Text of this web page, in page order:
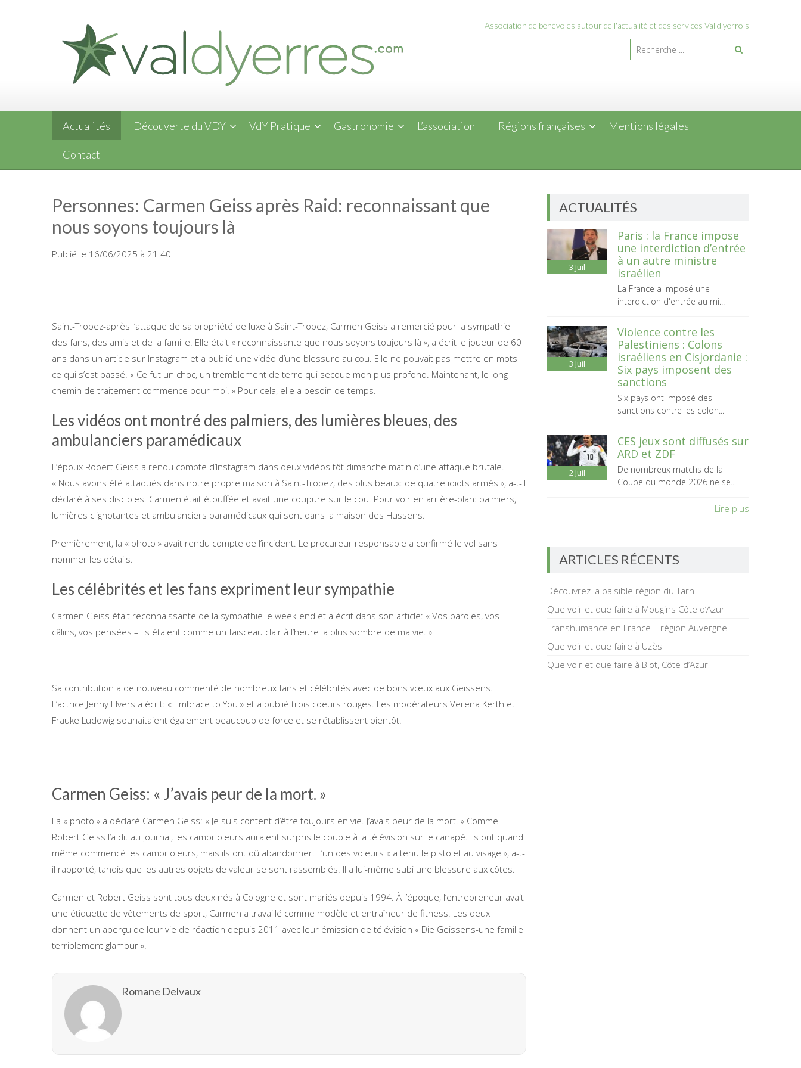
Association de bénévoles autour de l'actualité et des services Val d'yerrois
Actualités Découverte du VDY VdY Pratique Gastronomie L’association Régions françaises Mentions légales
Contact
Personnes: Carmen Geiss après Raid: reconnaissant que
nous soyons toujours là
Publié le 16/06/2025 à 21:40
Saint-Tropez-après l’attaque de sa propriété de luxe à Saint-Tropez, Carmen Geiss a remercié pour la sympathie
des fans, des amis et de la famille. Elle était « reconnaissante que nous soyons toujours là », a écrit le joueur de 60
ans dans un article sur Instagram et a publié une vidéo d’une blessure au cou. Elle ne pouvait pas mettre en mots
ce qui s’est passé. « Ce fut un choc, un tremblement de terre qui secoue mon plus profond. Maintenant, le long
chemin de traitement commence pour moi. » Pour cela, elle a besoin de temps.
Les vidéos ont montré des palmiers, des lumières bleues, des
ambulanciers paramédicaux
L’époux Robert Geiss a rendu compte d’Instagram dans deux vidéos tôt dimanche matin d’une attaque brutale.
« Nous avons été attaqués dans notre propre maison à Saint-Tropez, des plus beaux: de quatre idiots armés », a-t-il
déclaré à ses disciples. Carmen était étouffée et avait une coupure sur le cou. Pour voir en arrière-plan: palmiers,
lumières clignotantes et ambulanciers paramédicaux qui sont dans la maison des Hussens.
Premièrement, la « photo » avait rendu compte de l’incident. Le procureur responsable a confirmé le vol sans
nommer les détails.
Les célébrités et les fans expriment leur sympathie
Carmen Geiss était reconnaissante de la sympathie le week-end et a écrit dans son article: « Vos paroles, vos
câlins, vos pensées – ils étaient comme un faisceau clair à l’heure la plus sombre de ma vie. »
Sa contribution a de nouveau commenté de nombreux fans et célébrités avec de bons vœux aux Geissens.
L’actrice Jenny Elvers a écrit: « Embrace to You » et a publié trois coeurs rouges. Les modérateurs Verena Kerth et
Frauke Ludowig souhaitaient également beaucoup de force et se rétablissent bientôt.
Carmen Geiss: « J’avais peur de la mort. »
La « photo » a déclaré Carmen Geiss: « Je suis content d’être toujours en vie. J’avais peur de la mort. » Comme
Robert Geiss l’a dit au journal, les cambrioleurs auraient surpris le couple à la télévision sur le canapé. Ils ont quand
même commencé les cambrioleurs, mais ils ont dû abandonner. L’un des voleurs « a tenu le pistolet au visage », a-t-
il rapporté, tandis que les autres objets de valeur se sont rassemblés. Il a lui-même subi une blessure aux côtes.
Carmen et Robert Geiss sont tous deux nés à Cologne et sont mariés depuis 1994. À l’époque, l’entrepreneur avait
une étiquette de vêtements de sport, Carmen a travaillé comme modèle et entraîneur de fitness. Les deux
donnent un aperçu de leur vie de réaction depuis 2011 avec leur émission de télévision « Die Geissens-une famille
terriblement glamour ».
Romane Delvaux
ACTUALITÉS
3 Juil
Paris : la France impose
une interdiction d’entrée
à un autre ministre
israélien
La France a imposé une
interdiction d'entrée au mi...
3 Juil
Violence contre les
Palestiniens : Colons
israéliens en Cisjordanie :
Six pays imposent des
sanctions
Six pays ont imposé des
sanctions contre les colon...
2 Juil
CES jeux sont diffusés sur
ARD et ZDF
De nombreux matchs de la
Coupe du monde 2026 ne se...
Lire plus
ARTICLES RÉCENTS
Découvrez la paisible région du Tarn
Que voir et que faire à Mougins Côte d’Azur
Transhumance en France – région Auvergne
Que voir et que faire à Uzès
Que voir et que faire à Biot, Côte d’Azur